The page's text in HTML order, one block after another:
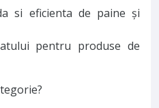
si eficienta de paine și
pentru produse de